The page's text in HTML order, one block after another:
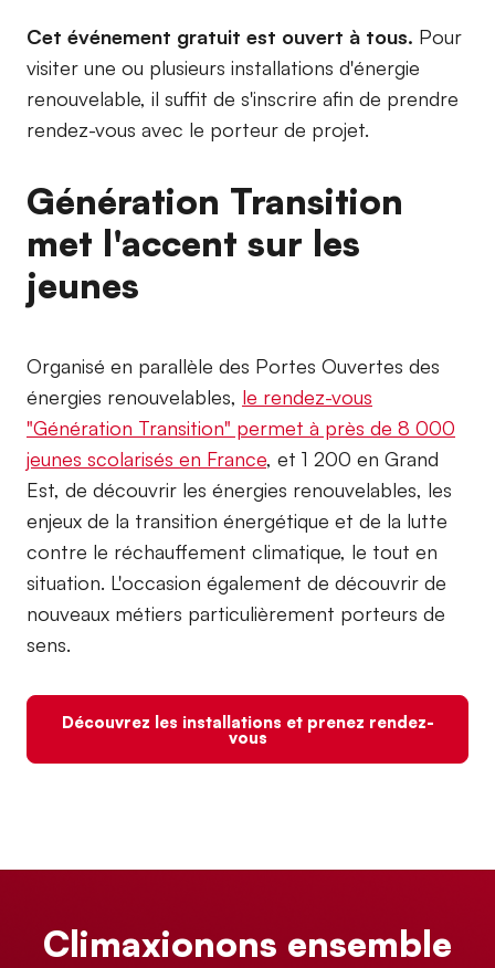
Cet événement gratuit est ouvert à tous. Pour
visiter une ou plusieurs installations d'énergie
renouvelable, il suffit de s'inscrire afin de prendre
rendez-vous avec le porteur de projet.
Génération Transition
met l'accent sur les
jeunes
Organisé en parallèle des Portes Ouvertes des
énergies renouvelables, le rendez-vous
"Génération Transition" permet à près de 8 000
jeunes scolarisés en France, et 1 200 en Grand
Est, de découvrir les énergies renouvelables, les
enjeux de la transition énergétique et de la lutte
contre le réchauffement climatique, le tout en
situation. L'occasion également de découvrir de
nouveaux métiers particulièrement porteurs de
sens.
Découvrez les installations et prenez rendez-
vous
Climaxionons ensemble